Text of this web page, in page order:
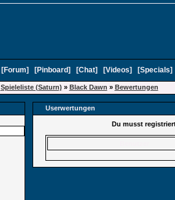
[Forum] [Pinboard] [Chat] [Videos] [Specials
Spieleliste (Saturn) » Black Dawn » Bewertungen
Userwertungen
Du musst